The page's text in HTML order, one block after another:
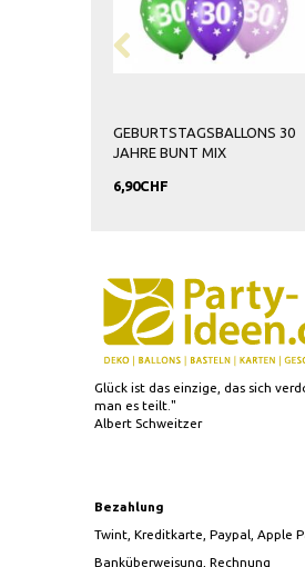
GEBURTSTAGSBALLONS 30
JAHRE BUNT MIX
6,90CHF
Glück ist das einzige, das sich
man es teilt."
Albert Schweitzer
Bezahlung
Twint, Kreditkarte, Paypal, Apple
Banküberweisung, Rechnung